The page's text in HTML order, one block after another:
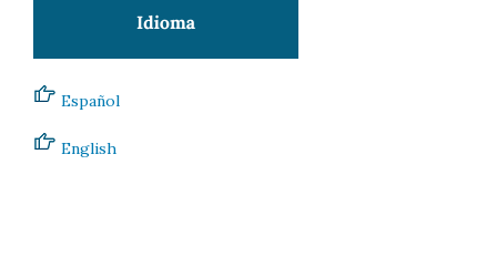
Español
English